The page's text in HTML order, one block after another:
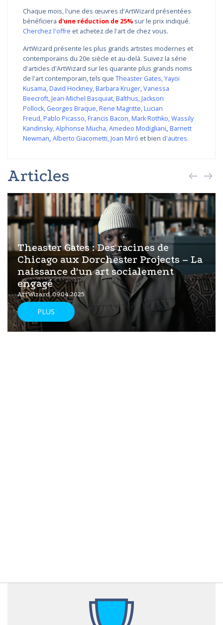
Chaque mois, l'une des œuvres d'ArtWizard présentées
bénéficiera d'une réduction de 25% sur le prix indiqué.
Cherchez l'offre et achetez de l'art de chez vous.
ArtWizard présente les plus grands artistes modernes et
contemporains du 20e siècle et au-delà. Suivez la série
d'articles d'ArtWizard sur les quarante plus grands noms
de l'art contemporain, tels que Theaster Gates,Yayoi
Kusama,David Hockney,Barbara Kruger,Vanessa
Beecroft,Jean-Michel Basquiat,Balthus,Jackson
Pollock, Georges Braque,Rene Magritte,Lucian
Freud,Pablo Picasso,Francis Bacon,Mark Rothko,Wassily
Kandinsky,Alphonse Mucha,Amedeo Modigliani, Barnett
Newman, Alberto Giacometti,Joan Miró et bien d'autres.
Articles
Theaster Gates : Des racines de
Chicago aux Dorchester Projects – La
naissance d'un art socialement
engagé
ArtWizard 09.04.2025
PLUS